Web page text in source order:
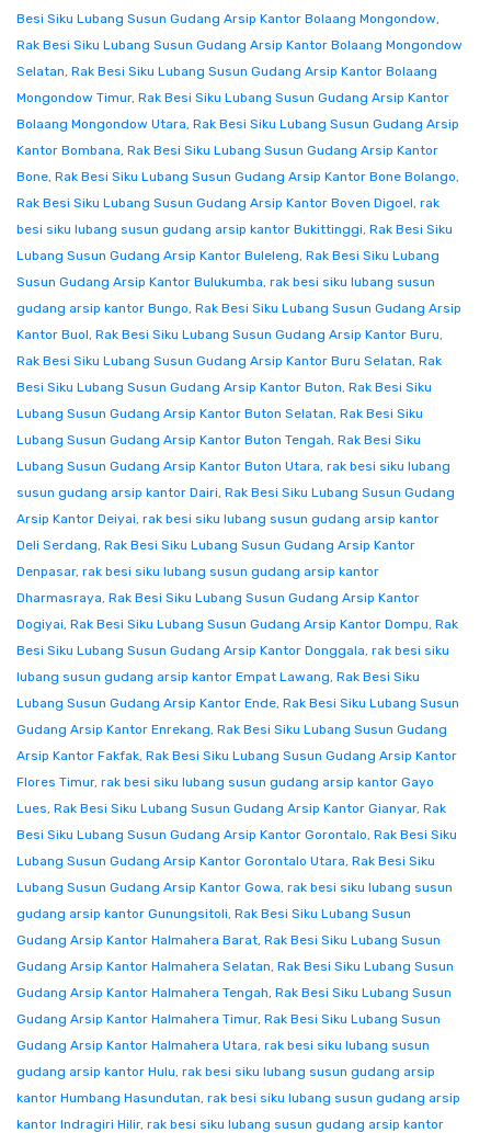
Besi Siku Lubang Susun Gudang Arsip Kantor Bolaang Mongondow,
Rak Besi Siku Lubang Susun Gudang Arsip Kantor Bolaang Mongondow
Selatan, Rak Besi Siku Lubang Susun Gudang Arsip Kantor Bolaang
Mongondow Timur, Rak Besi Siku Lubang Susun Gudang Arsip Kantor
Bolaang Mongondow Utara, Rak Besi Siku Lubang Susun Gudang Arsip
Kantor Bombana, Rak Besi Siku Lubang Susun Gudang Arsip Kantor
Bone, Rak Besi Siku Lubang Susun Gudang Arsip Kantor Bone Bolango,
Rak Besi Siku Lubang Susun Gudang Arsip Kantor Boven Digoel, rak
besi siku lubang susun gudang arsip kantor Bukittinggi, Rak Besi Siku
Lubang Susun Gudang Arsip Kantor Buleleng, Rak Besi Siku Lubang
Susun Gudang Arsip Kantor Bulukumba, rak besi siku lubang susun
gudang arsip kantor Bungo, Rak Besi Siku Lubang Susun Gudang Arsip
Kantor Buol, Rak Besi Siku Lubang Susun Gudang Arsip Kantor Buru,
Rak Besi Siku Lubang Susun Gudang Arsip Kantor Buru Selatan, Rak
Besi Siku Lubang Susun Gudang Arsip Kantor Buton, Rak Besi Siku
Lubang Susun Gudang Arsip Kantor Buton Selatan, Rak Besi Siku
Lubang Susun Gudang Arsip Kantor Buton Tengah, Rak Besi Siku
Lubang Susun Gudang Arsip Kantor Buton Utara, rak besi siku lubang
susun gudang arsip kantor Dairi, Rak Besi Siku Lubang Susun Gudang
Arsip Kantor Deiyai, rak besi siku lubang susun gudang arsip kantor
Deli Serdang, Rak Besi Siku Lubang Susun Gudang Arsip Kantor
Denpasar, rak besi siku lubang susun gudang arsip kantor
Dharmasraya, Rak Besi Siku Lubang Susun Gudang Arsip Kantor
Dogiyai, Rak Besi Siku Lubang Susun Gudang Arsip Kantor Dompu, Rak
Besi Siku Lubang Susun Gudang Arsip Kantor Donggala, rak besi siku
lubang susun gudang arsip kantor Empat Lawang, Rak Besi Siku
Lubang Susun Gudang Arsip Kantor Ende, Rak Besi Siku Lubang Susun
Gudang Arsip Kantor Enrekang, Rak Besi Siku Lubang Susun Gudang
Arsip Kantor Fakfak, Rak Besi Siku Lubang Susun Gudang Arsip Kantor
Flores Timur, rak besi siku lubang susun gudang arsip kantor Gayo
Lues, Rak Besi Siku Lubang Susun Gudang Arsip Kantor Gianyar, Rak
Besi Siku Lubang Susun Gudang Arsip Kantor Gorontalo, Rak Besi Siku
Lubang Susun Gudang Arsip Kantor Gorontalo Utara, Rak Besi Siku
Lubang Susun Gudang Arsip Kantor Gowa, rak besi siku lubang susun
gudang arsip kantor Gunungsitoli, Rak Besi Siku Lubang Susun
Gudang Arsip Kantor Halmahera Barat, Rak Besi Siku Lubang Susun
Gudang Arsip Kantor Halmahera Selatan, Rak Besi Siku Lubang Susun
Gudang Arsip Kantor Halmahera Tengah, Rak Besi Siku Lubang Susun
Gudang Arsip Kantor Halmahera Timur, Rak Besi Siku Lubang Susun
Gudang Arsip Kantor Halmahera Utara, rak besi siku lubang susun
gudang arsip kantor Hulu, rak besi siku lubang susun gudang arsip
kantor Humbang Hasundutan, rak besi siku lubang susun gudang arsip
kantor Indragiri Hilir, rak besi siku lubang susun gudang arsip kantor